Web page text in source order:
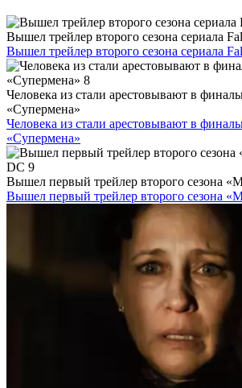
Вышел трейлер второго сезона сериала
Вышел трейлер второго сезона сериала
Человека из стали арестовывают в
«Супермена»
Человека из стали арестовывают в
«Супермена»
Вышел первый трейлер второго сезона
Вышел первый трейлер второго сезона